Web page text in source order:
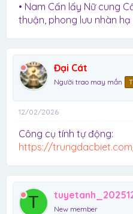
• Nam Cấn lấy Nữ cung
thuận, phong lưu nhàn
Đại Cát
Người trao may mắn
12/02/2026
Công cụ tính tự động:
https://
T New member